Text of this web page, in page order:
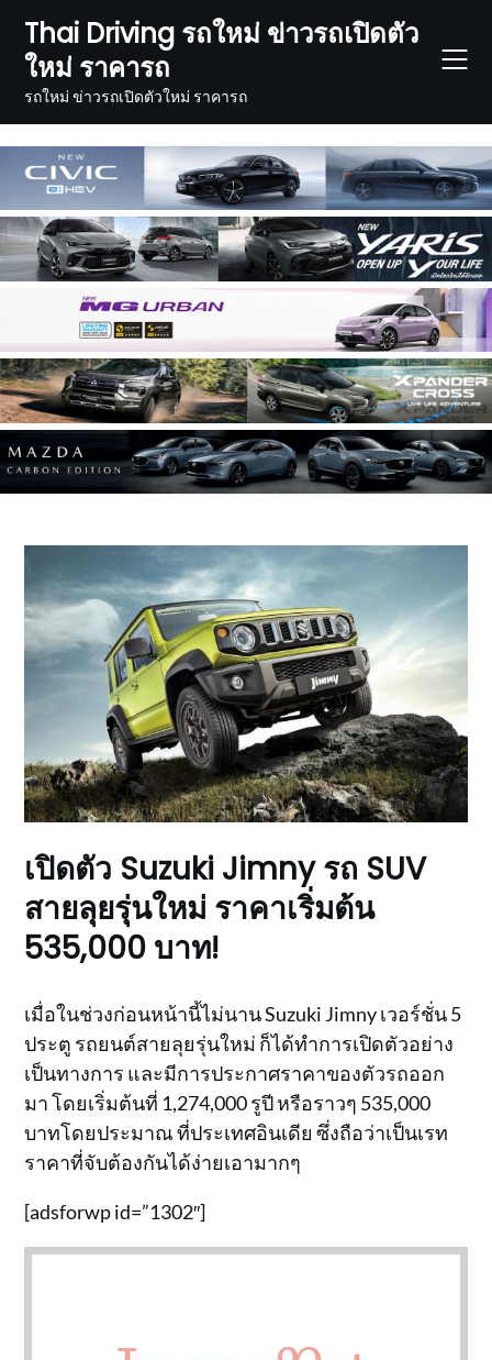
content
Thai Driving รถใหม่ ข่าวรถเปิดตัว
ใหม่ ราคารถ
รถใหม่ ข่าวรถเปิดตัวใหม่ ราคารถ
เปิดตัว Suzuki Jimny รถ SUV
สายลุยรุ่นใหม่ ราคาเริ่มต้น
535,000 บาท!
เมื่อในช่วงก่อนหน้านี้ไม่นาน Suzuki Jimny เวอร์ชั่น 5
ประตู รถยนต์สายลุยรุ่นใหม่ ก็ได้ทำการเปิดตัวอย่าง
เป็นทางการ และมีการประกาศราคาของตัวรถออก
มา โดยเริ่มต้นที่ 1,274,000 รูปี หรือราวๆ 535,000
บาทโดยประมาณ ที่ประเทศอินเดีย ซึ่งถือว่าเป็นเรท
ราคาที่จับต้องกันได้ง่ายเอามากๆ
[adsforwp id=”1302″]